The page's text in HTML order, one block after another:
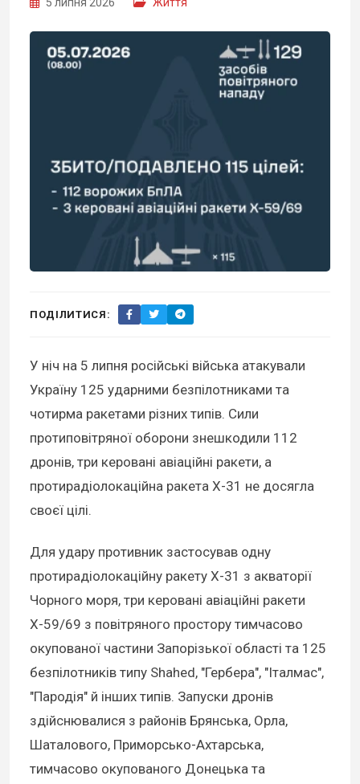
ПОДІЛИТИСЯ:
У ніч на 5 липня російські війська атакували
Україну 125 ударними безпілотниками та
чотирма ракетами різних типів. Сили
протиповітряної оборони знешкодили 112
дронів, три керовані авіаційні ракети, а
протирадіолокаційна ракета Х-31 не досягла
своєї цілі.
Для удару противник застосував одну
протирадіолокаційну ракету Х-31 з акваторії
Чорного моря, три керовані авіаційні ракети
Х-59/69 з повітряного простору тимчасово
окупованої частини Запорізької області та 125
безпілотників типу Shahed, "Гербера", "Італмас",
"Пародія" й інших типів. Запуски дронів
здійснювалися з районів Брянська, Орла,
Шаталового, Приморсько-Ахтарська,
тимчасово окупованого Донецька та